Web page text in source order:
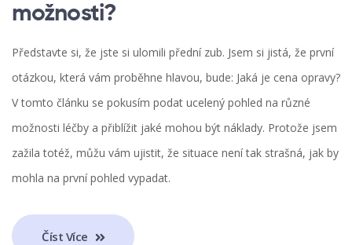
možnosti?
Představte si, že jste si ulomili přední zub. Jsem si jistá, že první
otázkou, která vám proběhne hlavou, bude: Jaká je cena opravy?
V tomto článku se pokusím podat ucelený pohled na různé
možnosti léčby a přiblížit jaké mohou být náklady. Protože jsem
zažila totéž, můžu vám ujistit, že situace není tak strašná, jak by
mohla na první pohled vypadat.
Číst Více